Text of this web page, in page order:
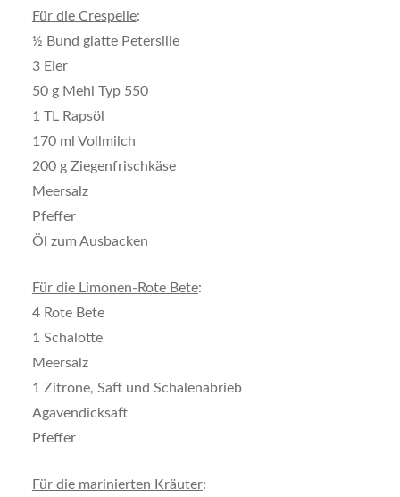
Für die Crespelle:
½ Bund glatte Petersilie
3 Eier
50 g Mehl Typ 550
1 TL Rapsöl
170 ml Vollmilch
200 g Ziegenfrischkäse
Meersalz
Pfeffer
Öl zum Ausbacken
Für die Limonen-Rote Bete:
4 Rote Bete
1 Schalotte
Meersalz
1 Zitrone, Saft und Schalenabrieb
Agavendicksaft
Pfeffer
Für die marinierten Kräuter: